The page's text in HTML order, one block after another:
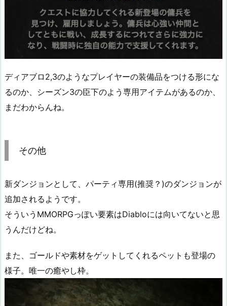
ディアブロ2,3のようなプレイヤーの装備品をつける形にな
るのか、シーズン3の臣下のよう専用アイテムがあるのか、
まだわからんね。
その他
新ダンジョンとして、パーティ専用(推奨？)のダンジョンが
追加されるようです。
そういうMMORPGっぽい要素はDiabloには向いてないと思
うんだけどね。
また、ゴールドや素材をゲットしてくれるペットも登場の
様子。唯一の癒やし枠。